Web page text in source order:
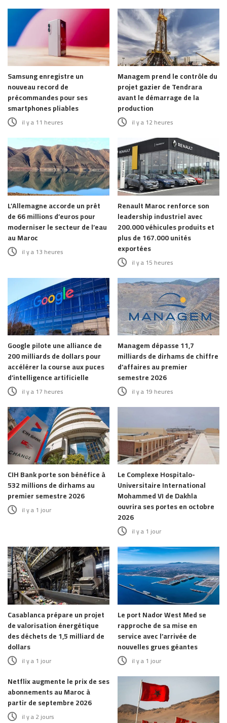
Samsung enregistre un
nouveau record de
précommandes pour ses
smartphones pliables
il y a 11 heures
Managem prend le contrôle du
projet gazier de Tendrara
avant le démarrage de la
production
il y a 12 heures
L’Allemagne accorde un prêt
de 66 millions d’euros pour
moderniser le secteur de l’eau
au Maroc
il y a 13 heures
Renault Maroc renforce son
leadership industriel avec
200.000 véhicules produits et
plus de 167.000 unités
exportées
il y a 15 heures
Google pilote une alliance de
200 milliards de dollars pour
accélérer la course aux puces
d’intelligence artificielle
il y a 17 heures
Managem dépasse 11,7
milliards de dirhams de chiffre
d’affaires au premier
semestre 2026
il y a 19 heures
CIH Bank porte son bénéfice à
532 millions de dirhams au
premier semestre 2026
il y a 1 jour
Le Complexe Hospitalo-
Universitaire International
Mohammed VI de Dakhla
ouvrira ses portes en octobre
2026
il y a 1 jour
Casablanca prépare un projet
de valorisation énergétique
des déchets de 1,5 milliard de
dollars
il y a 1 jour
Le port Nador West Med se
rapproche de sa mise en
service avec l’arrivée de
nouvelles grues géantes
il y a 1 jour
Netflix augmente le prix de ses
abonnements au Maroc à
partir de septembre 2026
il y a 2 jours